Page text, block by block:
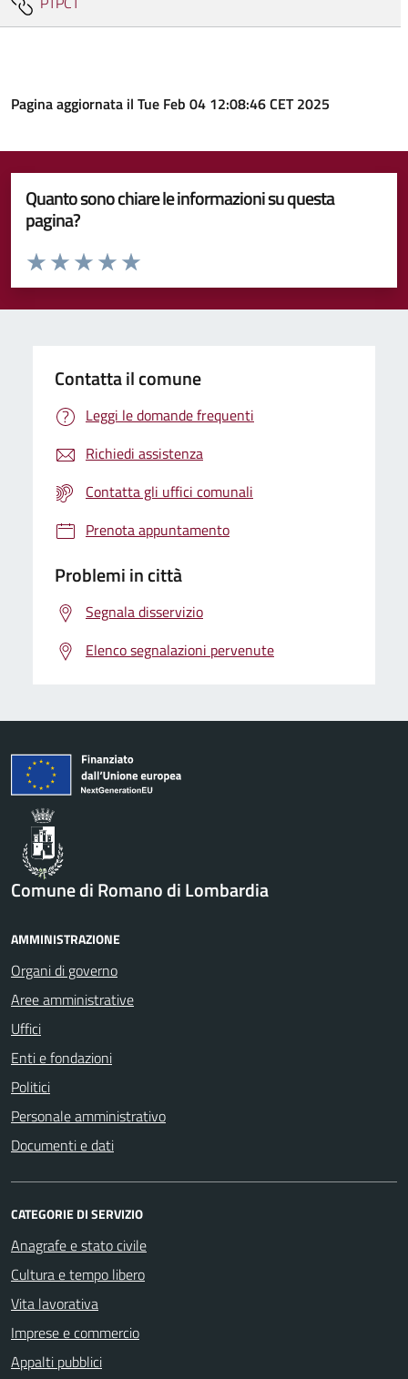
Pagina aggiornata il Tue Feb 04 12:08:46 CET 2025
Quanto sono chiare le informazioni su questa
pagina?
Valuta da 1 a 5 stelle la pagina
Valuta 5 stelle su 5
Valuta 4 stelle su 5
Valuta 3 stelle su 5
Valuta 2 stelle su 5
Valuta 1 stelle su 5
Contatta il comune
Leggi le domande frequenti
Richiedi assistenza
Contatta gli uffici comunali
Prenota appuntamento
Problemi in città
Segnala disservizio
Elenco segnalazioni pervenute
Comune di Romano di Lombardia
AMMINISTRAZIONE
Organi di governo
Aree amministrative
Uffici
Enti e fondazioni
Politici
Personale amministrativo
Documenti e dati
CATEGORIE DI SERVIZIO
Anagrafe e stato civile
Cultura e tempo libero
Vita lavorativa
Imprese e commercio
Appalti pubblici